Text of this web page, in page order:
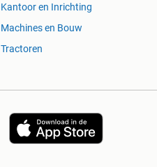
Kantoor en Inrichting
Machines en Bouw
Tractoren